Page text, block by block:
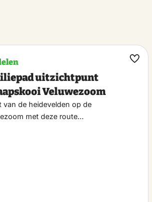
uitzichtpunt
Veluwezoom
van de heidevelden op de
met deze route…
Maak